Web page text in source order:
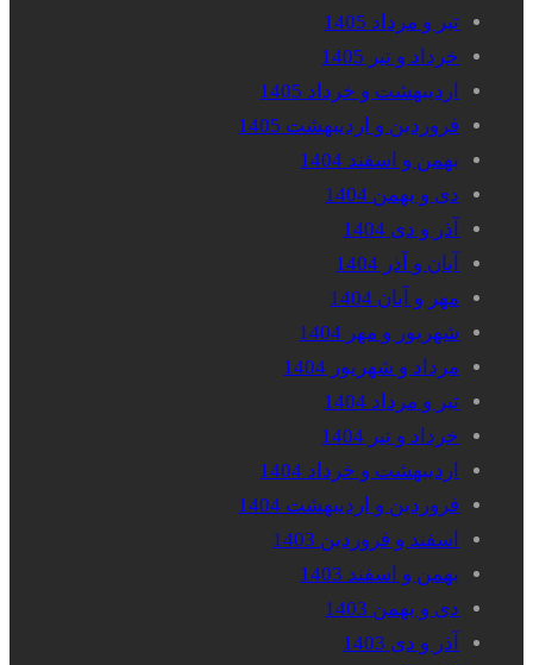
تیر و مرداد 1405
خرداد و تیر 1405
اردیبهشت و خرداد 1405
فروردین و اردیبهشت 1405
بهمن و اسفند 1404
دی و بهمن 1404
آذر و دی 1404
آبان و آذر 1404
مهر و آبان 1404
شهریور و مهر 1404
مرداد و شهریور 1404
تیر و مرداد 1404
خرداد و تیر 1404
اردیبهشت و خرداد 1404
فروردین و اردیبهشت 1404
اسفند و فروردین 1403
بهمن و اسفند 1403
دی و بهمن 1403
آذر و دی 1403